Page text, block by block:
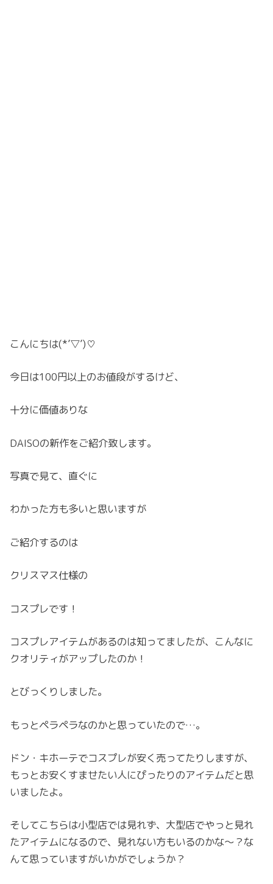
こんにちは(*’▽’)♡
今日は100円以上のお値段がするけど、
十分に価値ありな
DAISOの新作をご紹介致します。
写真で見て、直ぐに
わかった方も多いと思いますが
ご紹介するのは
クリスマス仕様の
コスプレです！
コスプレアイテムがあるのは知ってましたが、こんなに
クオリティがアップしたのか！
とびっくりしました。
もっとペラペラなのかと思っていたので…。
ドン・キホーテでコスプレが安く売ってたりしますが、
もっとお安くすませたい人にぴったりのアイテムだと思
いましたよ。
そしてこちらは小型店では見れず、大型店でやっと見れ
たアイテムになるので、見れない方もいるのかな～？な
んて思っていますがいかがでしょうか？